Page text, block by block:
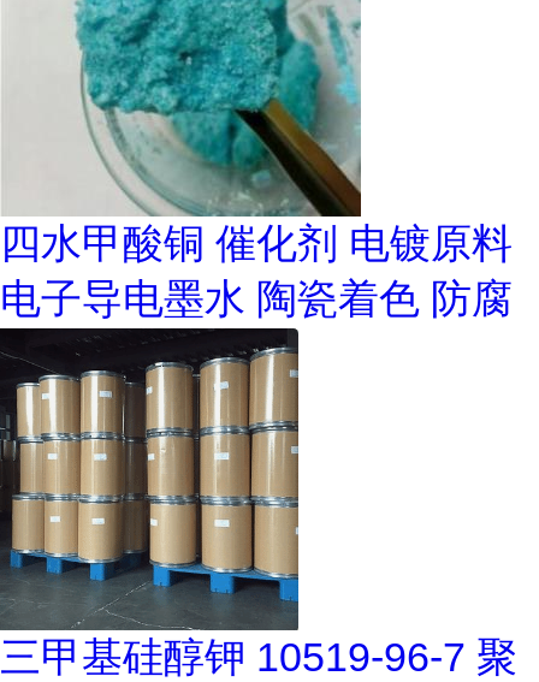
四水甲酸铜 催化剂 电镀原料
电子导电墨水 陶瓷着色 防腐
三甲基硅醇钾 10519-96-7 聚